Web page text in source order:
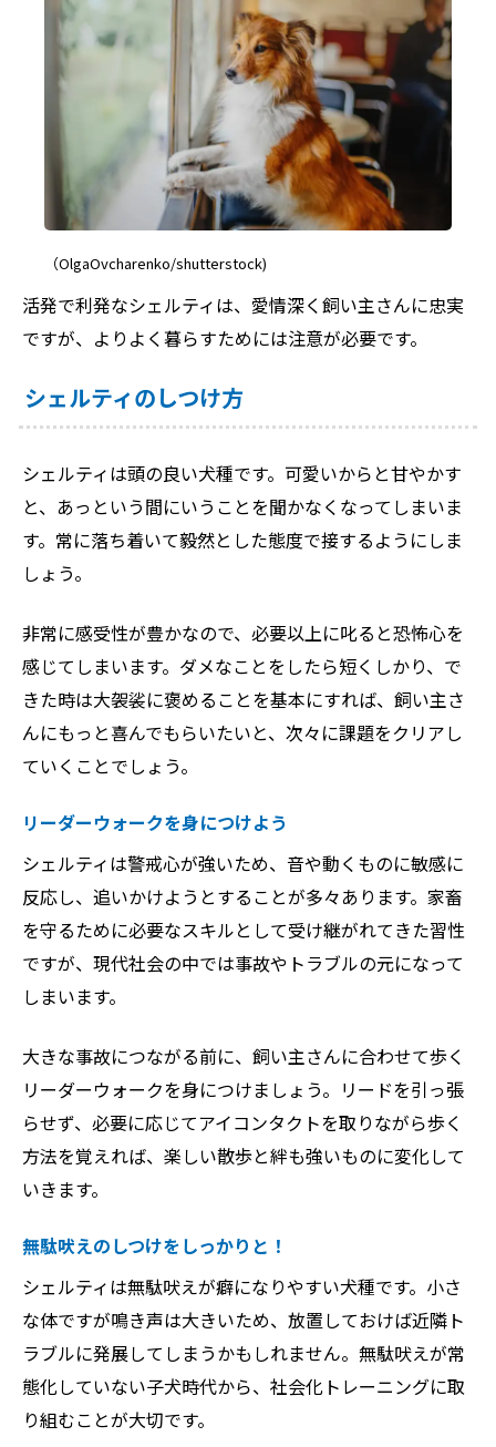
（OlgaOvcharenko/shutterstock)
活発で利発なシェルティは、愛情深く飼い主さんに忠実
ですが、よりよく暮らすためには注意が必要です。
シェルティのしつけ方
シェルティは頭の良い犬種です。可愛いからと甘やかす
と、あっという間にいうことを聞かなくなってしまいま
す。常に落ち着いて毅然とした態度で接するようにしま
しょう。
非常に感受性が豊かなので、必要以上に叱ると恐怖心を
感じてしまいます。ダメなことをしたら短くしかり、で
きた時は大袈裟に褒めることを基本にすれば、飼い主さ
んにもっと喜んでもらいたいと、次々に課題をクリアし
ていくことでしょう。
リーダーウォークを身につけよう
シェルティは警戒心が強いため、音や動くものに敏感に
反応し、追いかけようとすることが多々あります。家畜
を守るために必要なスキルとして受け継がれてきた習性
ですが、現代社会の中では事故やトラブルの元になって
しまいます。
大きな事故につながる前に、飼い主さんに合わせて歩く
リーダーウォークを身につけましょう。リードを引っ張
らせず、必要に応じてアイコンタクトを取りながら歩く
方法を覚えれば、楽しい散歩と絆も強いものに変化して
いきます。
無駄吠えのしつけをしっかりと！
シェルティは無駄吠えが癖になりやすい犬種です。小さ
な体ですが鳴き声は大きいため、放置しておけば近隣ト
ラブルに発展してしまうかもしれません。無駄吠えが常
態化していない子犬時代から、社会化トレーニングに取
り組むことが大切です。